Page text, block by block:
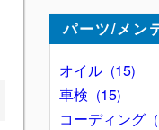
パーツ/メン
オイル
15
車検
15
コーディング